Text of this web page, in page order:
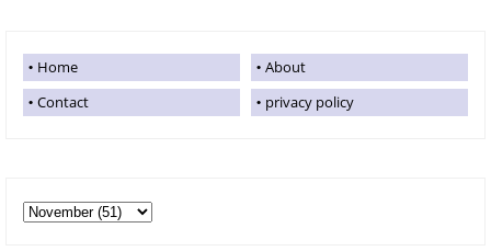
Home
About
Contact
privacy policy